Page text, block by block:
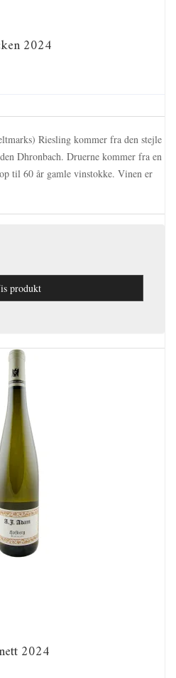
2024
Riesling kommer fra den stejle
Dhronbach. Druerne kommer fra en
til 60 år gamle vinstokke. Vinen er
produkt
2024